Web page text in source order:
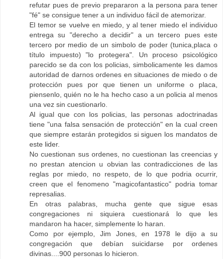
refutar pues de previo prepararon a la persona para tener
"fé" se consigue tener a un individuo fácil de atemorizar.
El temor se vuelve en miedo, y al tener miedo el individuo
entrega su "derecho a decidir" a un tercero pues este
tercero por medio de un simbolo de poder (tunica,placa o
título impuesto) "lo protegera". Un proceso psicológico
parecido se da con los policias, simbolicamente les damos
autoridad de darnos ordenes en situaciones de miedo o de
protección pues por que tienen un uniforme o placa,
piensenlo, quién no le ha hecho caso a un policia al menos
una vez sin cuestionarlo.
Al igual que con los policias, las personas adoctrinadas
tiene "una falsa sensación de protección" en la cual creen
que siempre estarán protegidos si siguen los mandatos de
este lider.
No cuestionan sus ordenes, no cuestionan las creencias y
no prestan atencion u obvian las contradicciones de las
reglas por miedo, no respeto, de lo que podria ocurrir,
creen que el fenomeno "magicofantastico" podria tomar
represalias.
En otras palabras, mucha gente que sigue esas
congregaciones ni siquiera cuestionará lo que les
mandaron ha hacer, simplemente lo haran.
Como por ejemplo, Jim Jones, en 1978 le dijo a su
congregación que debían suicidarse por ordenes
divinas....900 personas lo hicieron.